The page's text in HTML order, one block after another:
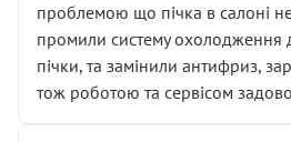
проблемою що пічка в салоні
промили систему охолодження
пічки, та замінили антифриз,
тож роботою та сервісом